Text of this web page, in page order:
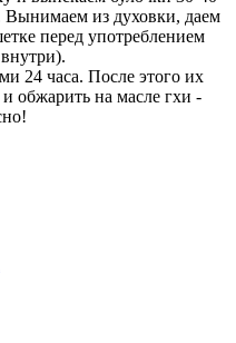
из духовки, даем
перед употреблением
24 часа. После этого их
обжарить на масле гхи -